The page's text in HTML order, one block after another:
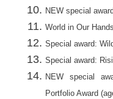
NEW special
World in Our Hands
Special award:
Special award:
NEW special
Portfolio Award